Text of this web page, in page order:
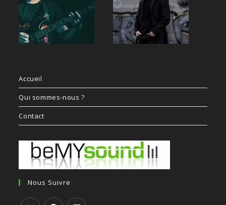
Accueil
Qui sommes-nous ?
Contact
Nous Suivre